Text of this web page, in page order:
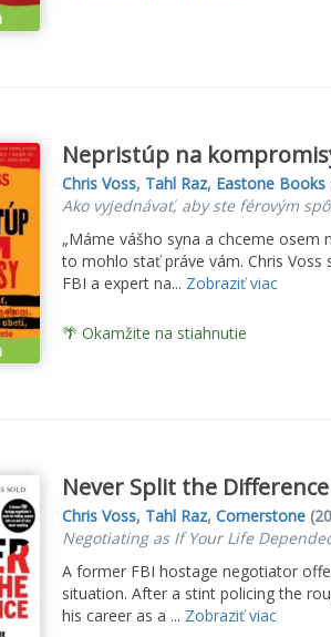
Nepristúp na
Chris Voss, Tahl Raz, Eastone Books
Ako vyjednávať, aby ste férovým
„Máme vášho syna a chceme osem
to mohlo stať práve vám. Chris Voss
FBI a expert na... Zobraziť viac
🌴 Okamžite na stiahnutie
Never Split the Difference
Chris Voss, Tahl Raz, Cornerstone
Negotiating as If Your Life
A former FBI hostage negotiator
situation. After a stint policing the
his career as a ... Zobraziť viac